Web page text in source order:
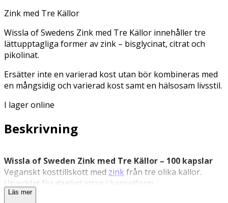
Zink med Tre Källor
Wissla of Swedens Zink med Tre Källor innehåller tre
lättupptagliga former av zink – bisglycinat, citrat och
pikolinat.
Ersätter inte en varierad kost utan bör kombineras med
en mångsidig och varierad kost samt en hälsosam livsstil.
I lager online
Beskrivning
Wissla of Sweden Zink med Tre Källor – 100 kapslar
Veganskt kosttillskott med zinkfrån tre olika källor.
Utvecklat för dagligt intag i kapsel­form.
Läs mer